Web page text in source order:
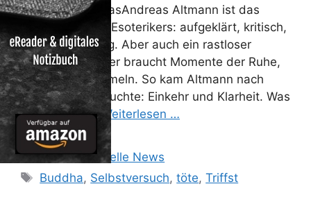
Altmann, AndreasAndreas Altmann ist das
Gegenteil eines Esoterikers: aufgeklärt, kritisch,
meinungsfreudig. Aber auch ein rastloser
Reiseschriftsteller braucht Momente der Ruhe,
um sich zu sammeln. So kam Altmann nach
Indien. Was er suchte: Einkehr und Klarheit. Was
er fand: Ein …Weiterlesen …
Kategorien
Reisen: Aktuelle News
Schlagwörter
Buddha, Selbstversuch,töte,Triffst